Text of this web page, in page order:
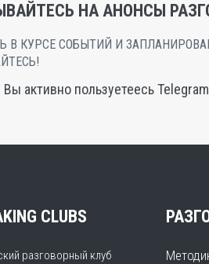
НА АНОНСЫ
В КУРСЕ СОБЫТИЙ И
активно пользуетеесь
CLUBS
разговорный клуб